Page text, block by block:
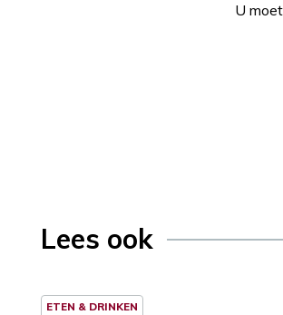
U moet
Lees ook
ETEN & DRINKEN